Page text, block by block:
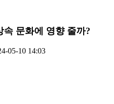
속 문화에 영향 줄까?
05-10 14:03